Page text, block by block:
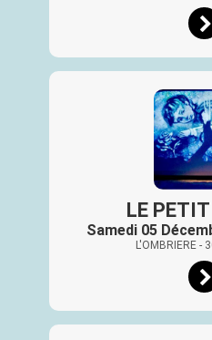
LE
Samedi 05
L'OMBRIERE -